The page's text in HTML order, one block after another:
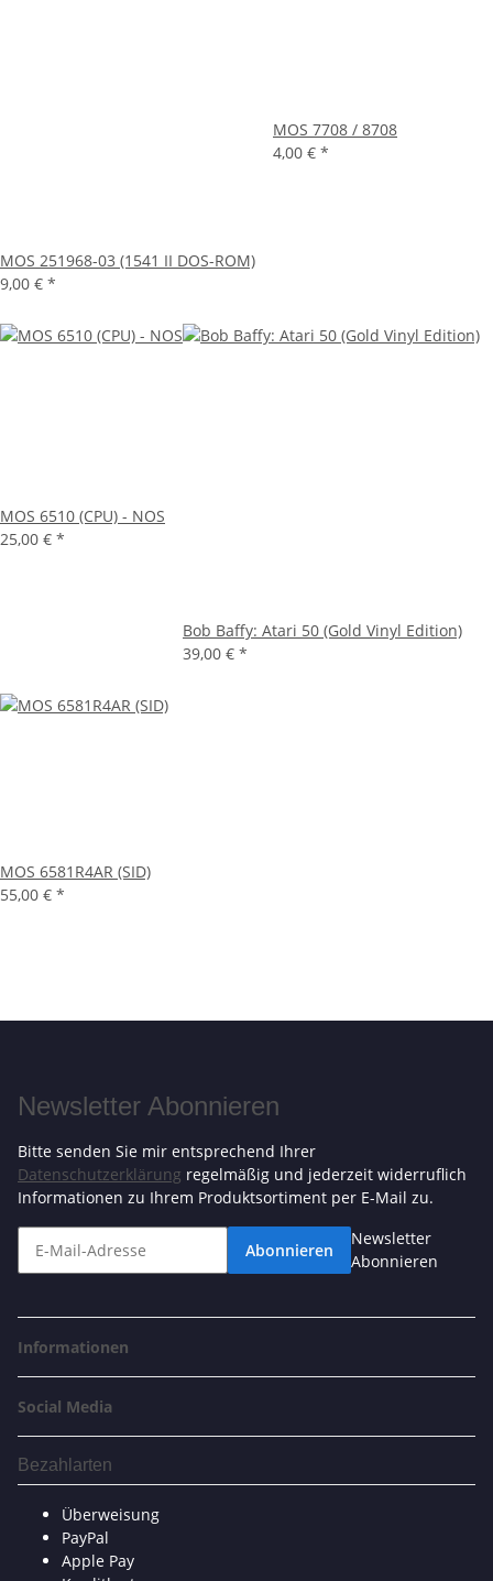
MOS 251968-03 (1541 II DOS-ROM)
9,00 € *
MOS 7708 / 8708
4,00 € *
MOS 6510 (CPU) - NOS
25,00 € *
Bob Baffy: Atari 50 (Gold Vinyl Edition)
39,00 € *
MOS 6581R4AR (SID)
55,00 € *
Newsletter Abonnieren
Bitte senden Sie mir entsprechend Ihrer
Datenschutzerklärung regelmäßig und jederzeit widerruflich
Informationen zu Ihrem Produktsortiment per E-Mail zu.
Abonnieren
Newsletter
Abonnieren
Informationen
Social Media
Bezahlarten
Überweisung
PayPal
Apple Pay